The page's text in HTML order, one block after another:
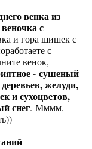
венка из
с
и гора шишек с
с
венок,
- сушеный
желуди,
и сухоцветов,
снег. Мммм,